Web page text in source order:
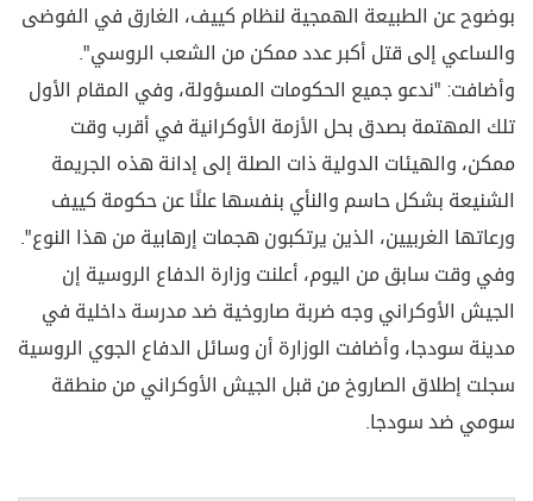
بوضوح عن الطبيعة الهمجية لنظام كييف، الغارق في الفوضى
والساعي إلى قتل أكبر عدد ممكن من الشعب الروسي".
وأضافت: "ندعو جميع الحكومات المسؤولة، وفي المقام الأول
تلك المهتمة بصدق بحل الأزمة الأوكرانية في أقرب وقت
ممكن، والهيئات الدولية ذات الصلة إلى إدانة هذه الجريمة
الشنيعة بشكل حاسم والنأي بنفسها علنًا عن حكومة كييف
ورعاتها الغربيين، الذين يرتكبون هجمات إرهابية من هذا النوع".
وفي وقت سابق من اليوم، أعلنت وزارة الدفاع الروسية إن
الجيش الأوكراني وجه ضربة صاروخية ضد مدرسة داخلية في
مدينة سودجا، وأضافت الوزارة أن وسائل الدفاع الجوي الروسية
سجلت إطلاق الصاروخ من قبل الجيش الأوكراني من منطقة
سومي ضد سودجا.